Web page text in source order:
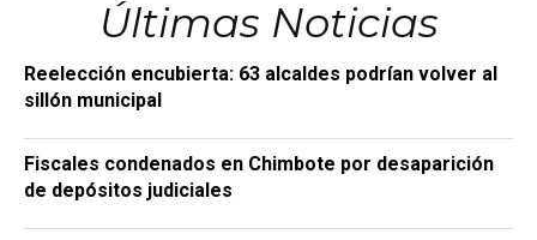
Últimas Noticias
Reelección encubierta: 63 alcaldes podrían volver al
sillón municipal
Fiscales condenados en Chimbote por desaparición
de depósitos judiciales